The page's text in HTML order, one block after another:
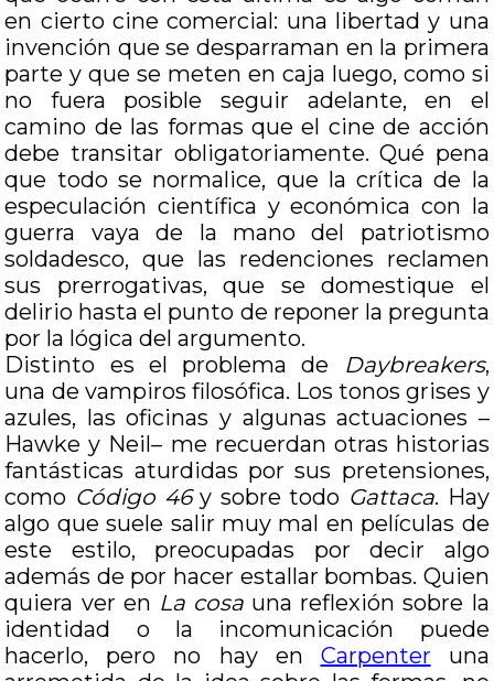
en cierto cine comercial: una libertad y una
invención que se desparraman en la primera
parte y que se meten en caja luego, como si
no fuera posible seguir adelante, en el
camino de las formas que el cine de acción
debe transitar obligatoriamente. Qué pena
que todo se normalice, que la crítica de la
especulación científica y económica con la
guerra vaya de la mano del patriotismo
soldadesco, que las redenciones reclamen
sus prerrogativas, que se domestique el
delirio hasta el punto de reponer la pregunta
por la lógica del argumento.
Distinto es el problema de
Daybreakers,
una de vampiros filosófica. Los tonos grises y
azules, las oficinas y algunas actuaciones –
Hawke y Neil– me recuerdan otras historias
fantásticas aturdidas por sus pretensiones,
como Código 46y sobre todo Gattaca. Hay
algo que suele salir muy mal en películas de
este estilo, preocupadas por decir algo
además de por hacer estallar bombas. Quien
quiera ver en La cosa una reflexión sobre la
identidad o la incomunicación puede
hacerlo, pero no hay en Carpenter una